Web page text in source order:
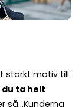
starkt motiv till
du ta helt
så…Kunderna